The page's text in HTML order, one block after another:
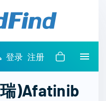
登录 注册
)Afatinib